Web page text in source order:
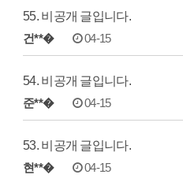
55. 비공개 글입니다.
건**� 04-15
54. 비공개 글입니다.
준**� 04-15
53. 비공개 글입니다.
현**� 04-15